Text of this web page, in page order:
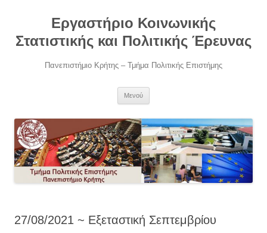
περιεχόμενοΕργαστήριο Κοινωνικής
Στατιστικής και Πολιτικής Έρευνας
Πανεπιστήμιο Κρήτης – Τμήμα Πολιτικής Επιστήμης
Μενού
27/08/2021 ~ Εξεταστική Σεπτεμβρίου